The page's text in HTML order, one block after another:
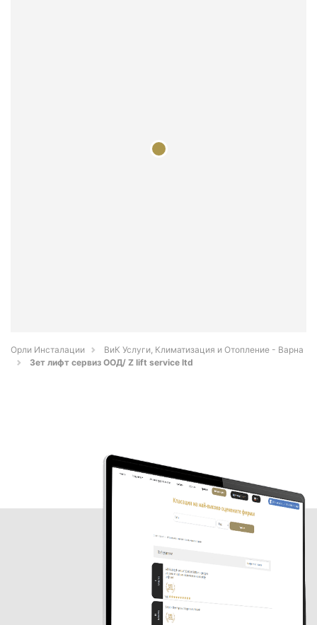
Орли Инсталации
ВиК Услуги, Климатизация и Отопление - Варна
Зет лифт сервиз ООД/ Z lift service ltd